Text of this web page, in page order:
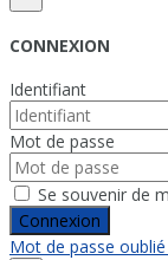
CONNEXION
Identifiant
Mot de passe
Se souvenir de
Connexion
Mot de passe oublié